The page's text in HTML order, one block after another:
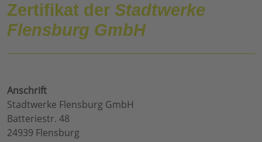
Zertifikat der Stadtwerke
Flensburg GmbH
Anschrift
Stadtwerke Flensburg GmbH
Batteriestr. 48
24939 Flensburg